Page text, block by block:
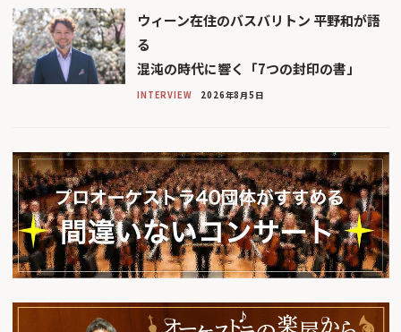
ウィーン在住のバスバリトン 平野和が語
る
混沌の時代に響く「7つの封印の書」
INTERVIEW 2026年8月5日